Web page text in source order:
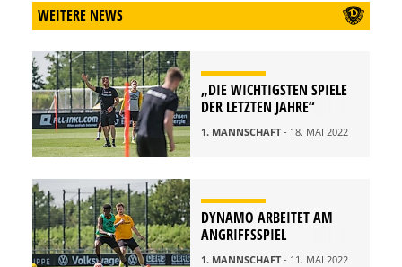
WEITERE NEWS
„DIE WICHTIGSTEN SPIELE
DER LETZTEN JAHRE“
1. MANNSCHAFT- 18. MAI 2022
DYNAMO ARBEITET AM
ANGRIFFSSPIEL
1. MANNSCHAFT- 11. MAI 2022